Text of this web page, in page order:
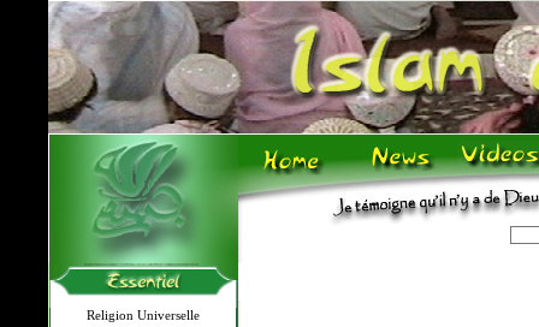
Religion Universelle